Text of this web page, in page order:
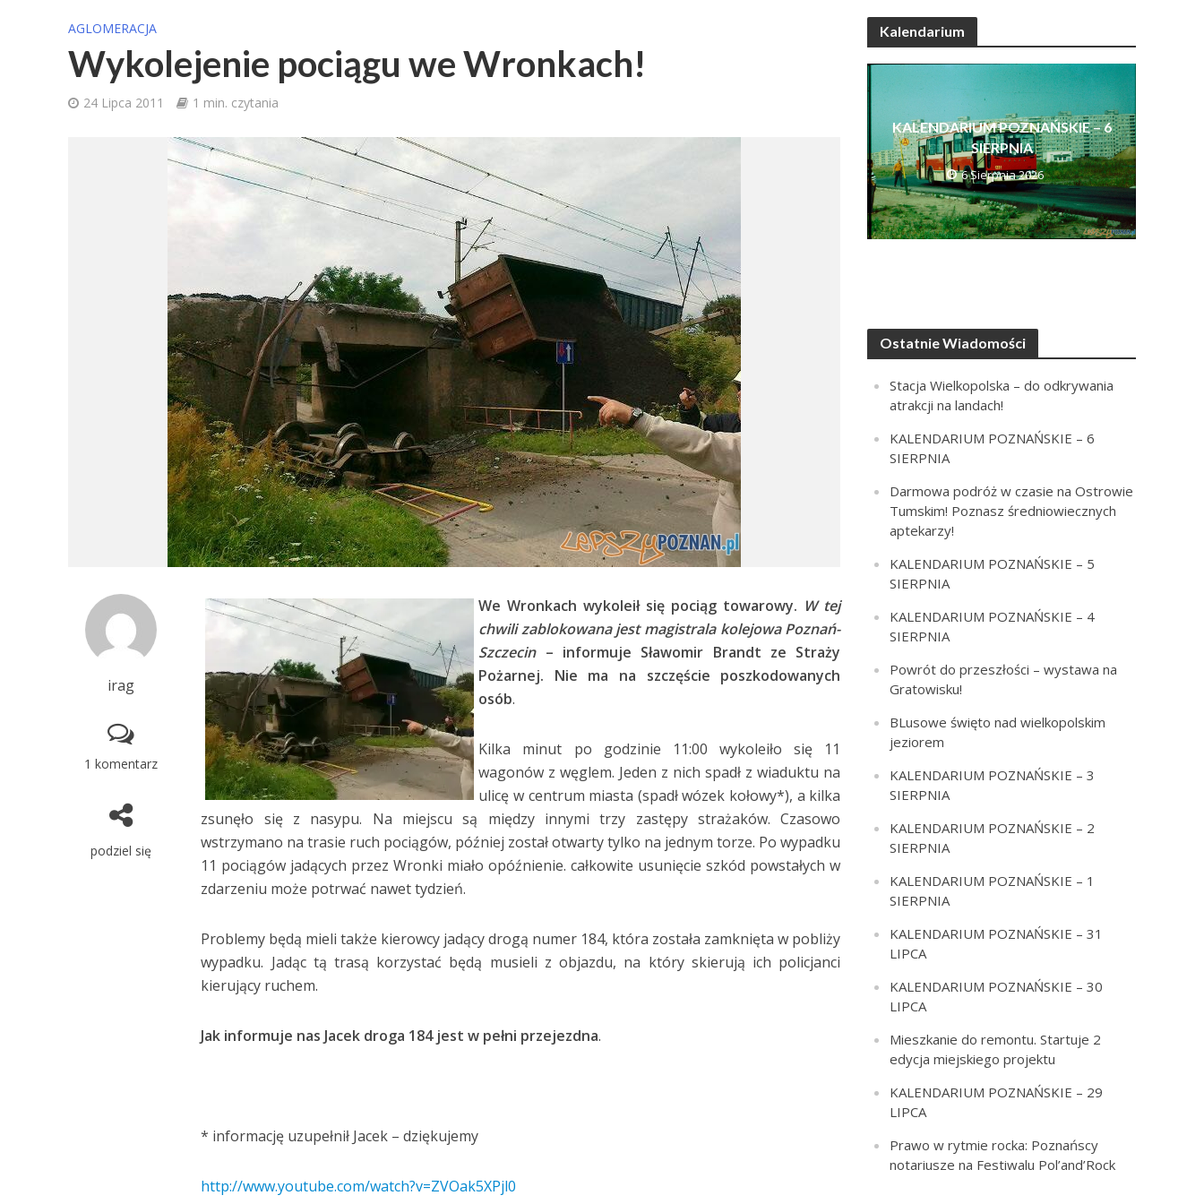
AGLOMERACJA
Wykolejenie pociągu we Wronkach!
24 Lipca 2011 1 min. czytania
irag
1 komentarz
podziel się
We Wronkach wykoleił się pociąg towarowy. W tej
chwili zablokowana jest magistrala kolejowa Poznań-
Szczecin– informuje Sławomir Brandt ze Straży
Pożarnej. Nie ma na szczęście poszkodowanych
osób.
Kilka minut po godzinie 11:00 wykoleiło się 11
wagonów z węglem. Jeden z nich spadł z wiaduktu na
ulicę w centrum miasta (spadł wózek kołowy*), a kilka
zsunęło się z nasypu. Na miejscu są między innymi trzy zastępy strażaków. Czasowo
wstrzymano na trasie ruch pociągów, później został otwarty tylko na jednym torze. Po wypadku
11 pociągów jadących przez Wronki miało opóźnienie. całkowite usunięcie szkód powstałych w
zdarzeniu może potrwać nawet tydzień.
Problemy będą mieli także kierowcy jadący drogą numer 184, która została zamknięta w pobliży
wypadku. Jadąc tą trasą korzystać będą musieli z objazdu, na który skierują ich policjanci
kierujący ruchem.
Jak informuje nas Jacek droga 184 jest w pełni przejezdna.
* informację uzupełnił Jacek – dziękujemy
http://www.youtube.com/watch?v=ZVOak5XPjl0
Kalendarium
KALENDARIUM POZNAŃSKIE – 6
SIERPNIA
6 Sierpnia 2026
Ostatnie Wiadomości
Stacja Wielkopolska – do odkrywania
atrakcji na landach!
KALENDARIUM POZNAŃSKIE – 6
SIERPNIA
Darmowa podróż w czasie na Ostrowie
Tumskim! Poznasz średniowiecznych
aptekarzy!
KALENDARIUM POZNAŃSKIE – 5
SIERPNIA
KALENDARIUM POZNAŃSKIE – 4
SIERPNIA
Powrót do przeszłości – wystawa na
Gratowisku!
BLusowe święto nad wielkopolskim
jeziorem
KALENDARIUM POZNAŃSKIE – 3
SIERPNIA
KALENDARIUM POZNAŃSKIE – 2
SIERPNIA
KALENDARIUM POZNAŃSKIE – 1
SIERPNIA
KALENDARIUM POZNAŃSKIE – 31
LIPCA
KALENDARIUM POZNAŃSKIE – 30
LIPCA
Mieszkanie do remontu. Startuje 2
edycja miejskiego projektu
KALENDARIUM POZNAŃSKIE – 29
LIPCA
Prawo w rytmie rocka: Poznańscy
notariusze na Festiwalu Pol’and’Rock